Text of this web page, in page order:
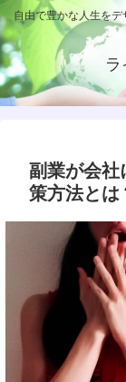
自由で豊かな人生を
副業が会社
策方法とは